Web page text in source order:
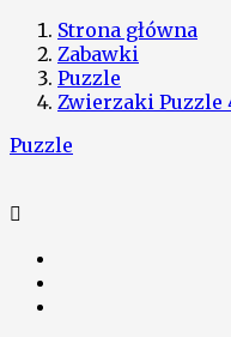
Strona główna
Zabawki
Puzzle
Zwierzaki Puzzle
Puzzle
